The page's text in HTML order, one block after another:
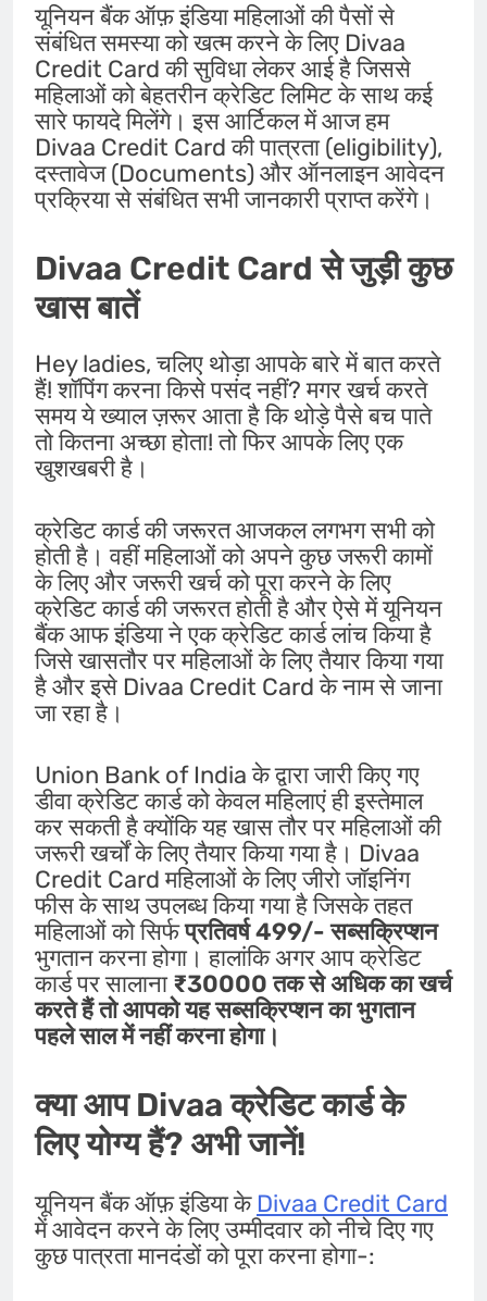
यूनियन बैंक ऑफ़ इंडिया महिलाओं की पैसों से
संबंधित समस्या को खत्म करने के लिए Divaa
Credit Card की सुविधा लेकर आई है जिससे
महिलाओं को बेहतरीन क्रेडिट लिमिट के साथ कई
सारे फायदे मिलेंगे। इस आर्टिकल में आज हम
Divaa Credit Card की पात्रता (eligibility),
दस्तावेज (Documents) और ऑनलाइन आवेदन
प्रक्रिया से संबंधित सभी जानकारी प्राप्त करेंगे।
Divaa Credit Card से जुड़ी कुछ
खास बातें
Hey ladies, चलिए थोड़ा आपके बारे में बात करते
हैं! शॉपिंग करना किसे पसंद नहीं? मगर खर्च करते
समय ये ख्याल ज़रूर आता है कि थोड़े पैसे बच पाते
तो कितना अच्छा होता! तो फिर आपके लिए एक
खुशखबरी है।
क्रेडिट कार्ड की जरूरत आजकल लगभग सभी को
होती है। वहीं महिलाओं को अपने कुछ जरूरी कामों
के लिए और जरूरी खर्च को पूरा करने के लिए
क्रेडिट कार्ड की जरूरत होती है और ऐसे में यूनियन
बैंक आफ इंडिया ने एक क्रेडिट कार्ड लांच किया है
जिसे खासतौर पर महिलाओं के लिए तैयार किया गया
है और इसे Divaa Credit Card के नाम से जाना
जा रहा है।
Union Bank of India के द्वारा जारी किए गए
डीवा क्रेडिट कार्ड को केवल महिलाएं ही इस्तेमाल
कर सकती है क्योंकि यह खास तौर पर महिलाओं की
जरूरी खर्चों के लिए तैयार किया गया है। Divaa
Credit Card महिलाओं के लिए जीरो जॉइनिंग
फीस के साथ उपलब्ध किया गया है जिसके तहत
महिलाओं को सिर्फप्रतिवर्ष 499/- सब्सक्रिप्शन
भुगतान करना होगा। हालांकि अगर आप क्रेडिट
कार्ड पर सालाना₹30000 तक से अधिक का खर्च
करते हैं तो आपको यह सब्सक्रिप्शन का भुगतान
पहले साल में नहीं करना होगा।
क्या आप Divaa क्रेडिट कार्ड के
लिए योग्य हैं? अभी जानें!
यूनियन बैंक ऑफ़ इंडिया के Divaa Credit Card
में आवेदन करने के लिए उम्मीदवार को नीचे दिए गए
कुछ पात्रता मानदंडों को पूरा करना होगा-: